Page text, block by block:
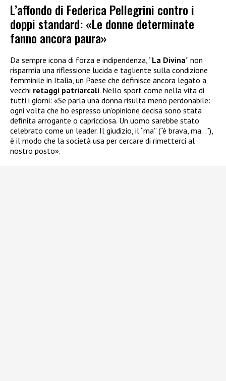
L’affondo di Federica Pellegrini contro i
doppi standard: «Le donne determinate
fanno ancora paura»
Da sempre icona di forza e indipendenza, “La Divina” non
risparmia una riflessione lucida e tagliente sulla condizione
femminile in Italia, un Paese che definisce ancora legato a
vecchi retaggi patriarcali. Nello sport come nella vita di
tutti i giorni: «Se parla una donna risulta meno perdonabile:
ogni volta che ho espresso un’opinione decisa sono stata
definita arrogante o capricciosa. Un uomo sarebbe stato
celebrato come un leader. Il giudizio, il “ma” (“è brava, ma…”),
è il modo che la società usa per cercare di rimetterci al
nostro posto».